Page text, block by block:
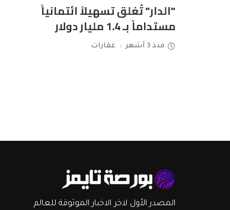
"الدار" تُغلق تسهيلاً ائتمانياً
مستداماً بـ 1.4 مليار دولار
منذ 3 أشهر عقارات
المصدر الأول لاخر الاخبار الموثوقة للعالم